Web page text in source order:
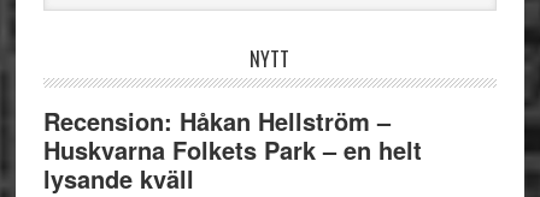
webbplatsen
NYTT
Recension: Håkan Hellström –
Huskvarna Folkets Park – en helt
lysande kväll